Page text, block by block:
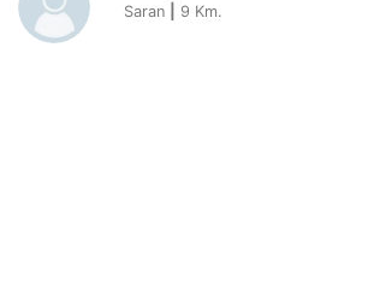
Saran 9 Km.